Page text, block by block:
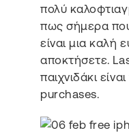
πολύ
πως σήμερα
είναι μια καλή
αποκτήσετε.
παιχνιδάκι
purchases.